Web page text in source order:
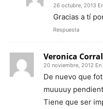
26 octubre, 2013
Gracias a tí
Respuesta
Veronica
20 noviembre, 2012 En
De nuevo que
muuuuy
Tiene que ser